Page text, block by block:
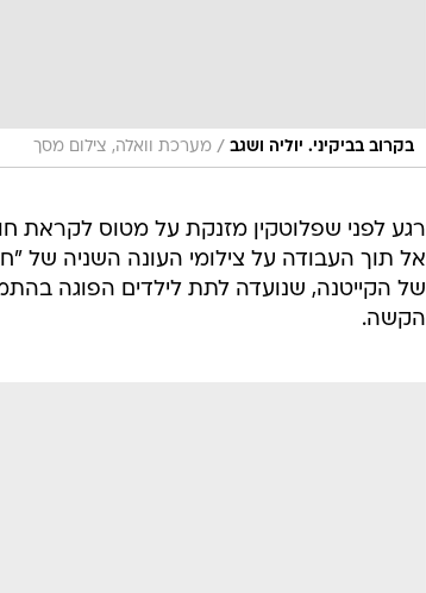
בקרוב בביקיני. יוליה ושגב / מערכת וואלה, צילום מסך
רגע לפני שפלוטקין מזנקת על מטוס לקראת
אל תוך העבודה על צילומי העונה השניה של
של הקייטנה, שנועדה לתת לילדים הפוגה
הקשה.